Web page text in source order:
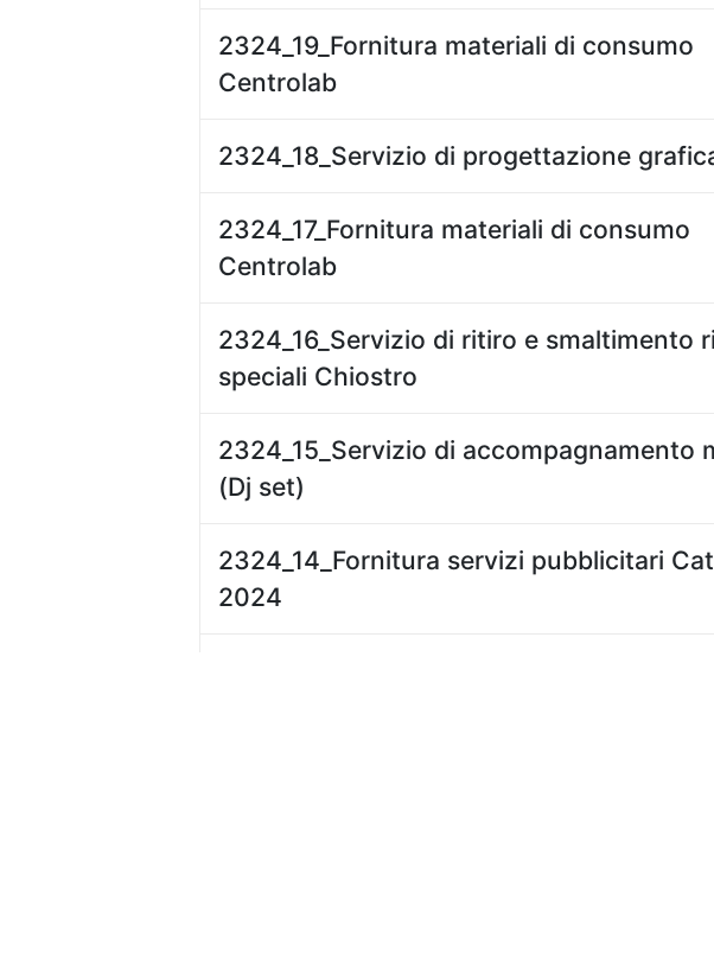
2324_19_Fornitura materiali di consumo
Centrolab
2324_18_Servizio di progettazione
2324_17_Fornitura materiali di consumo
Centrolab
2324_16_Servizio di ritiro e smaltimento
speciali Chiostro
2324_15_Servizio di accompagnamento
(Dj set)
2324_14_Fornitura servizi pubblicitari
2024